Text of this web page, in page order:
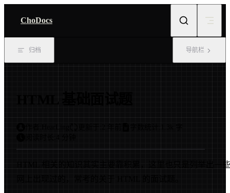
ChoDocs
归档 导航栏
HTML 基础面试题
2 年前
HTML 相关的知识其实主要靠积累，这里也只是列举出一些
网上出现过的，常考的关于 HTML 的面试题。